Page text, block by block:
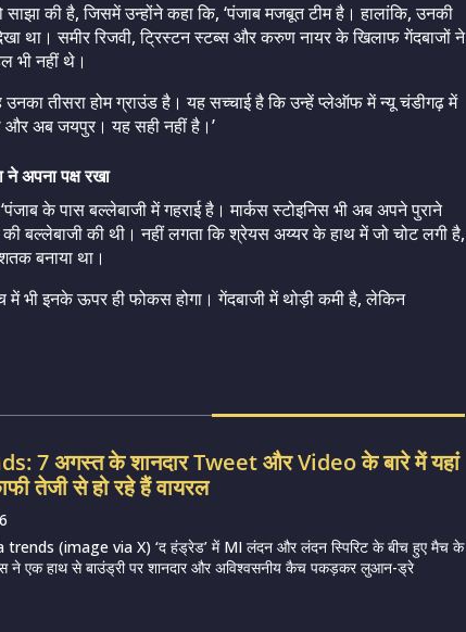
की है, जिसमें उन्होंने कहा कि, ‘पंजाब मजबूत टीम है। हालांकि, उनकी
था। समीर रिजवी, ट्रिस्टन स्टब्स और करुण नायर के खिलाफ गेंदबाजों ने
भी नहीं थे।
तीसरा होम ग्राउंड है। यह सच्चाई है कि उन्हें प्लेऑफ में न्यू चंडीगढ़ में
और अब जयपुर। यह सही नहीं है।’
अपना पक्ष रखा
के पास बल्लेबाजी में गहराई है। मार्कस स्टोइनिस भी अब अपने पुराने
बल्लेबाजी की थी। नहीं लगता कि श्रेयस अय्यर के हाथ में जो चोट लगी है,
बनाया था।
भी इनके ऊपर ही फोकस होगा। गेंदबाजी में थोड़ी कमी है, लेकिन
7 अगस्त के शानदार Tweet और Video के बारे में यहां
तेजी से हो रहे हैं वायरल
(image via X) ‘द हंड्रेड’ में MI लंदन और लंदन स्पिरिट के बीच हुए मैच के
ने एक हाथ से बाउंड्री पर शानदार और अविश्वसनीय कैच पकड़कर लुआन-ड्रे